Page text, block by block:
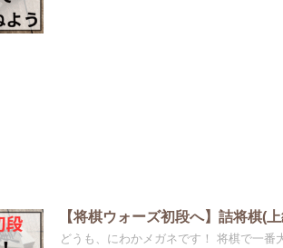
【将棋ウォーズ初段へ】詰将棋(
どうも、にわかメガネです！ 将棋で一番